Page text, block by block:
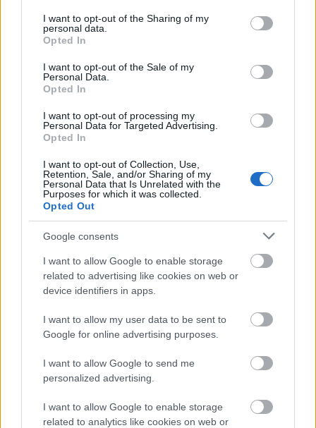
not limited to your visit or usage behaviour. You may click to
grant or deny consent to Google and its third-party tags to
use your data for below specified purposes in below Google
consent section.
I want to opt-out of the Sharing of my
personal data.
Opted In
I want to opt-out of the Sale of my
Personal Data.
Opted In
I want to opt-out of processing my
Personal Data for Targeted Advertising.
Opted In
I want to opt-out of Collection, Use,
Retention, Sale, and/or Sharing of my
Personal Data that Is Unrelated with the
Purposes for which it was collected.
Opted Out
Google consents
I want to allow Google to enable storage
related to advertising like cookies on web or
device identifiers in apps.
I want to allow my user data to be sent to
Google for online advertising purposes.
I want to allow Google to send me
personalized advertising.
I want to allow Google to enable storage
related to analytics like cookies on web or
A pont a j-n, avagy kint és bent
szinhazhu•2003. december 22.
A Holnap érkezem címû Pasolini-elõadás a Thália
Régi stúdiójában (Vidéki Színházak Találkozója,
szolnoki vendégjáték, rendezte Alföldi Róbert) az
utcán kezdõdik - tudatták a jól értesültek. Valóban
álldogáltunk is húsz-huszonöt percet a Nagymezõ
utcai járdán, míg megérkezett egy luxusautó,
amelybõl…